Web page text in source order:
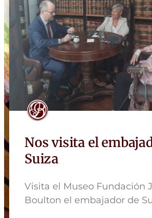
Nos visita el
Suiza
Visita el Museo Fundación
Boulton el embajador de